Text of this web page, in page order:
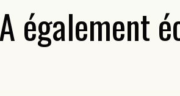
A également